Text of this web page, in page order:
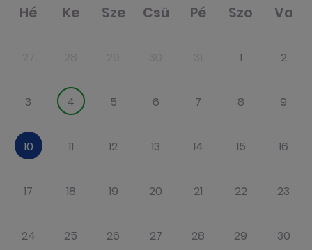
Hé Ke Sze Csü Pé Szo Va
1 2
3 4 5 6 7 8 9
10 11 12 13 14 15 16
17 18 19 20 21 22 23
24 25 26 27 28 29 30